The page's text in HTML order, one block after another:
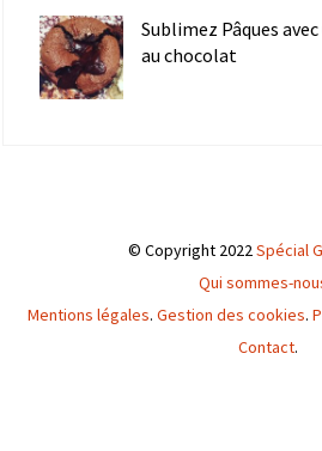
Sublimez Pâques
au chocolat
© Copyright 2022Spécial
Qui sommes-
Mentions légales. Gestion des cookies.
Contact.